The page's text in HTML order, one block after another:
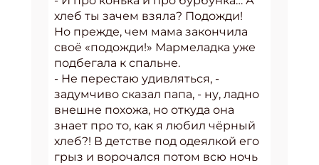
хлеб ты зачем взяла? Подожди!
Но прежде, чем мама закончила
своё «подожди!» Мармеладка уже
подбегала к спальне.
- Не перестаю удивляться, -
задумчиво сказал папа, - ну, ладно
внешне похожа, но откуда она
знает про то, как я любил чёрный
хлеб?! В детстве под одеялкой его
грыз и ворочался потом всю ночь